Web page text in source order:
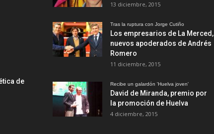
de
13 diciembre, 2015
Tras la ruptura con Jorge Cutiño
Los empresarios de La Merced,
nuevos apoderados de Andrés
Romero
11 diciembre, 2015
Recibe un galardón 'Huelva joven'
David de Miranda, premio por
la promoción de Huelva
4 diciembre, 2015